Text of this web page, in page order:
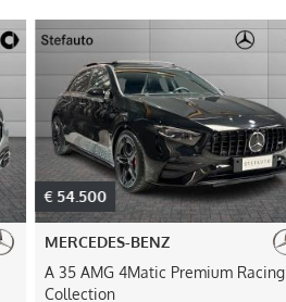
€ 54.500
MERCEDES-BENZ
A 35 AMG 4Matic Premium Racing
Collection